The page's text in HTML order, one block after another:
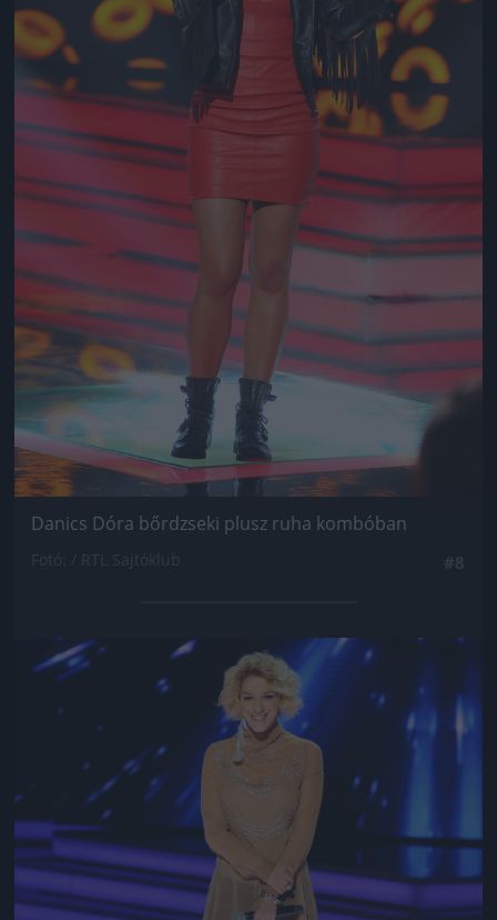
Danics Dóra bőrdzseki plusz ruha kombóban
Jön még kép!